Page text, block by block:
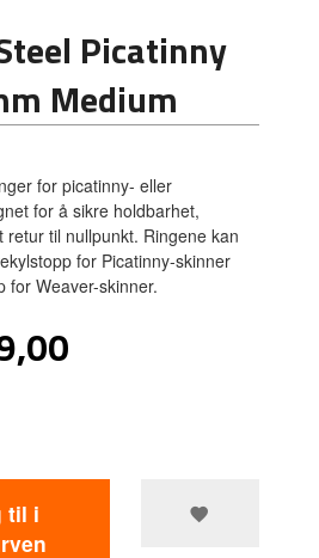
Picatinny
Medium
for picatinny- eller
for å sikre holdbarhet,
retur til nullpunkt. Ringene kan
for Picatinny-skinner
for Weaver-skinner.
til i